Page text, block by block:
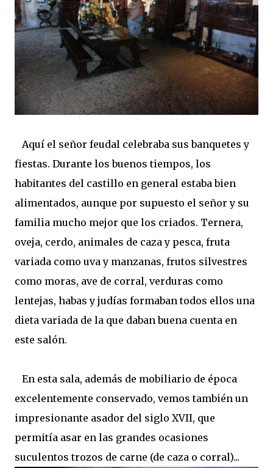
Aquí el señor feudal celebraba sus banquetes y
fiestas. Durante los buenos tiempos, los
habitantes del castillo en general estaba bien
alimentados, aunque por supuesto el señor y su
familia mucho mejor que los criados. Ternera,
oveja, cerdo, animales de caza y pesca, fruta
variada como uva y manzanas, frutos silvestres
como moras, ave de corral, verduras como
lentejas, habas y judías formaban todos ellos una
dieta variada de la que daban buena cuenta en
este salón.
En esta sala, además de mobiliario de época
excelentemente conservado, vemos también un
impresionante asador del siglo XVII, que
permitía asar en las grandes ocasiones
suculentos trozos de carne (de caza o corral)...